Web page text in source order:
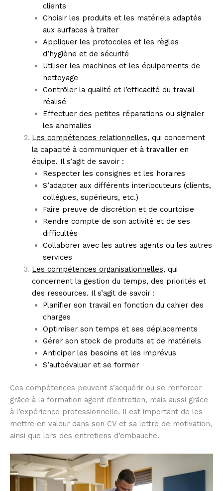
clients
Choisir les produits et les matériels adaptés
aux surfaces à traiter
Appliquer les protocoles et les règles
d’hygiène et de sécurité
Utiliser les machines et les équipements de
nettoyage
Contrôler la qualité et l’efficacité du travail
réalisé
Effectuer des petites réparations ou signaler
les anomalies
Les compétences relationnelles, qui concernent
la capacité à communiquer et à travailler en
équipe. Il s’agit de savoir :
Respecter les consignes et les horaires
S’adapter aux différents interlocuteurs (clients,
collègues, supérieurs, etc.)
Faire preuve de discrétion et de courtoisie
Rendre compte de son activité et de ses
difficultés
Collaborer avec les autres agents ou les autres
services
Les compétences organisationnelles, qui
concernent la gestion du temps, des priorités et
des ressources. Il s’agit de savoir :
Planifier son travail en fonction du cahier des
charges
Optimiser son temps et ses déplacements
Gérer son stock de produits et de matériels
Anticiper les besoins et les imprévus
S’autoévaluer et se former
Ces compétences peuvent s’acquérir ou se renforcer
grâce à la formation agent d’entretien, mais aussi grâce
à l’expérience professionnelle. Il est important de les
mettre en valeur dans son CV et sa lettre de motivation,
ainsi que lors des entretiens d’embauche.